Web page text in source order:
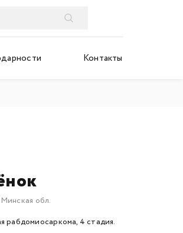
Контакты
Минская обл.
рабдомиосаркома, 4 стадия.